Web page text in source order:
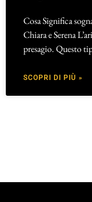
Cosa Significa
Chiara e Serena
presagio. Questo
SCOPRI DI PIÙ »